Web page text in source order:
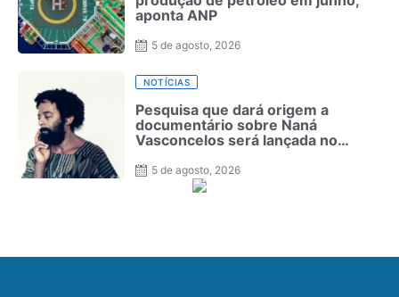
aponta ANP
5 de agosto, 2026
NOTÍCIAS
Pesquisa que dará origem a
documentário sobre Naná
Vasconcelos será lançada no
5 de agosto, 2026